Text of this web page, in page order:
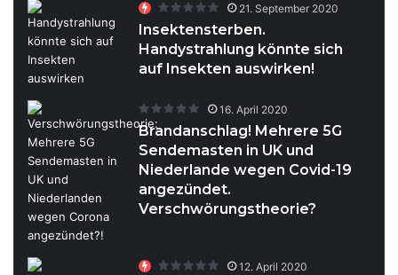
21. September 2020
Insektensterben.
Handystrahlung könnte sich
auf Insekten auswirken!
16. April 2020
Brandanschlag! Mehrere 5G
Sendemasten in UK und
Niederlande wegen Covid-19
angezündet.
Verschwörungstheorie?
12. April 2020